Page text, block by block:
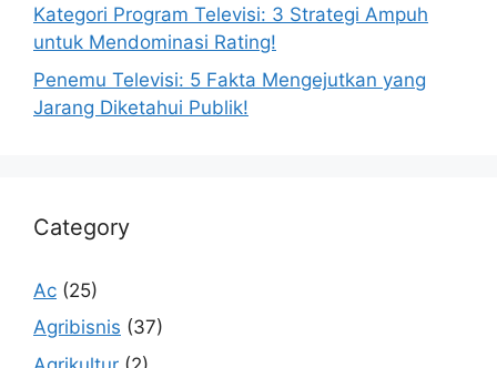
Kategori Program Televisi: 3 Strategi Ampuh
untuk Mendominasi Rating!
Penemu Televisi: 5 Fakta Mengejutkan yang
Jarang Diketahui Publik!
Category
Ac (25)
Agribisnis (37)